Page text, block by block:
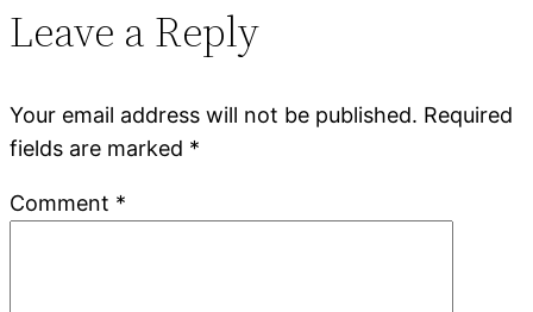
Leave a Reply
Your email address will not be published. Required
fields are marked *
Comment *